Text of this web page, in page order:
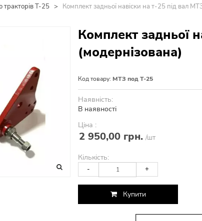
тракторів Т-25 > Комплект задньої навіски на т-25 під вал
Комплект задньої
(модернізована)
Код товару: МТЗ под Т-25
Наявність:
В наявності
Ціна :
2 950,00 грн. /шт
Кількість:
- +
Купити